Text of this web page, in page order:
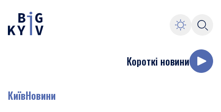
Короткі новини
КиївНовини